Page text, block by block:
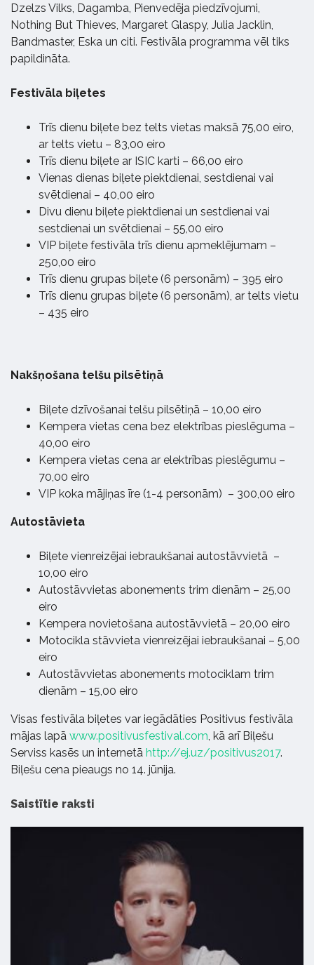
Dzelzs Vilks, Dagamba, Pienvedēja piedzīvojumi,
Nothing But Thieves, Margaret Glaspy, Julia Jacklin,
Bandmaster, Eska un citi. Festivāla programma vēl tiks
papildināta.
Festivāla biļetes
Trīs dienu biļete bez telts vietas maksā 75,00 eiro,
ar telts vietu – 83,00 eiro
Trīs dienu biļete ar ISIC karti – 66,00 eiro
Vienas dienas biļete piektdienai, sestdienai vai
svētdienai – 40,00 eiro
Divu dienu biļete piektdienai un sestdienai vai
sestdienai un svētdienai – 55,00 eiro
VIP biļete festivāla trīs dienu apmeklējumam –
250,00 eiro
Trīs dienu grupas biļete (6 personām) – 395 eiro
Trīs dienu grupas biļete (6 personām), ar telts vietu
– 435 eiro
Nakšņošana telšu pilsētiņā
Biļete dzīvošanai telšu pilsētiņā – 10,00 eiro
Kempera vietas cena bez elektrības pieslēguma –
40,00 eiro
Kempera vietas cena ar elektrības pieslēgumu –
70,00 eiro
VIP koka mājiņas īre (1-4 personām) – 300,00 eiro
Autostāvieta
Biļete vienreizējai iebraukšanai autostāvvietā –
10,00 eiro
Autostāvvietas abonements trim dienām – 25,00
eiro
Kempera novietošana autostāvvietā – 20,00 eiro
Motocikla stāvvieta vienreizējai iebraukšanai – 5,00
eiro
Autostāvvietas abonements motociklam trim
dienām – 15,00 eiro
Visas festivāla biļetes var iegādāties Positivus festivāla
mājas lapā www.positivusfestival.com , kā arī Biļešu
Serviss kasēs un internetā http://ej.uz/positivus2017.
Biļešu cena pieaugs no 14. jūnija.
Saistītie raksti